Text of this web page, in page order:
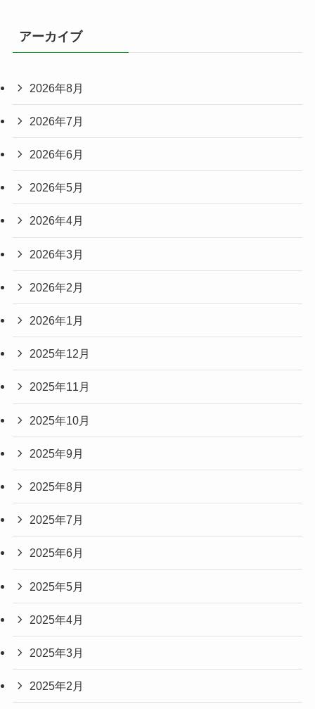
アーカイブ
2026年8月
2026年7月
2026年6月
2026年5月
2026年4月
2026年3月
2026年2月
2026年1月
2025年12月
2025年11月
2025年10月
2025年9月
2025年8月
2025年7月
2025年6月
2025年5月
2025年4月
2025年3月
2025年2月